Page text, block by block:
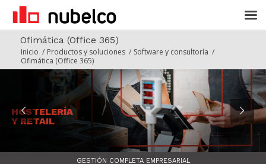
Ofimática (Office 365)
Inicio / Productos y soluciones / Software y consultoría /
Ofimática (Office 365)
HOSTELERÍA
Y RETAIL
Software para hoteles, cafeterías,
GESTIÓN COMPLETA EMPRESARIAL